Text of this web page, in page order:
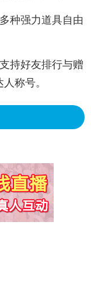
种强力道具自由
持好友排行与赠
称号。